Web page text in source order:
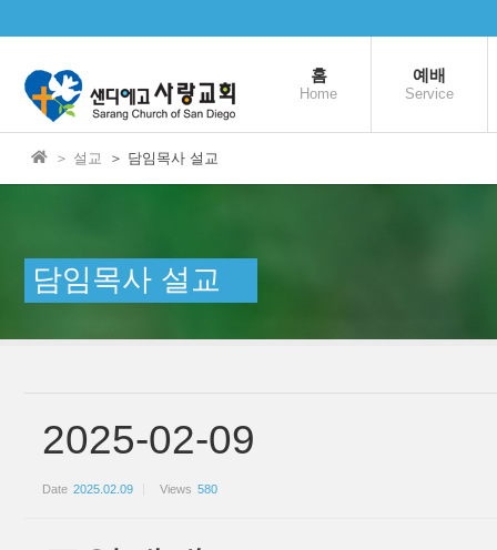
홈
Home
예배
Service
＞ 설교 ＞ 담임목사 설교
담임목사 설교
2025-02-09
Date 2025.02.09 Views 580
Sketchbook5, 스케치북5
Sketchbook5, 스케치북5